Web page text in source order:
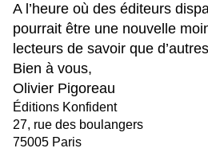
A l’heure où des éditeurs
pourrait être une nouvelle
lecteurs de savoir que
Bien à vous,
Olivier Pigoreau
Éditions Konfident
27, rue des boulangers
75005 Paris